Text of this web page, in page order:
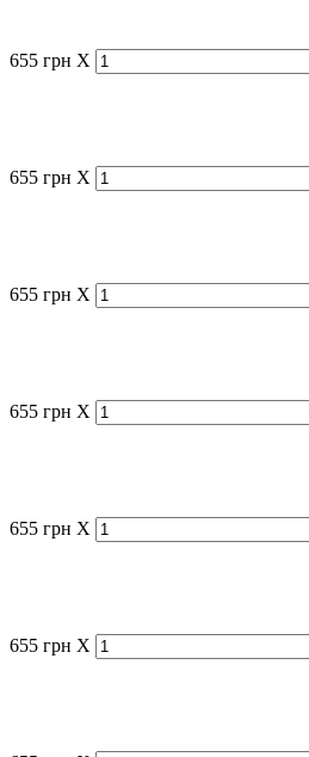
655 грн X
655 грн X
655 грн X
655 грн X
655 грн X
655 грн X